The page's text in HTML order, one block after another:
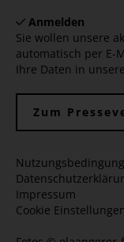
Anmelden
Sie wollen unsere
automatisch per E-
Ihre Daten in
Zum
Impressum
Cookie Einstellungen